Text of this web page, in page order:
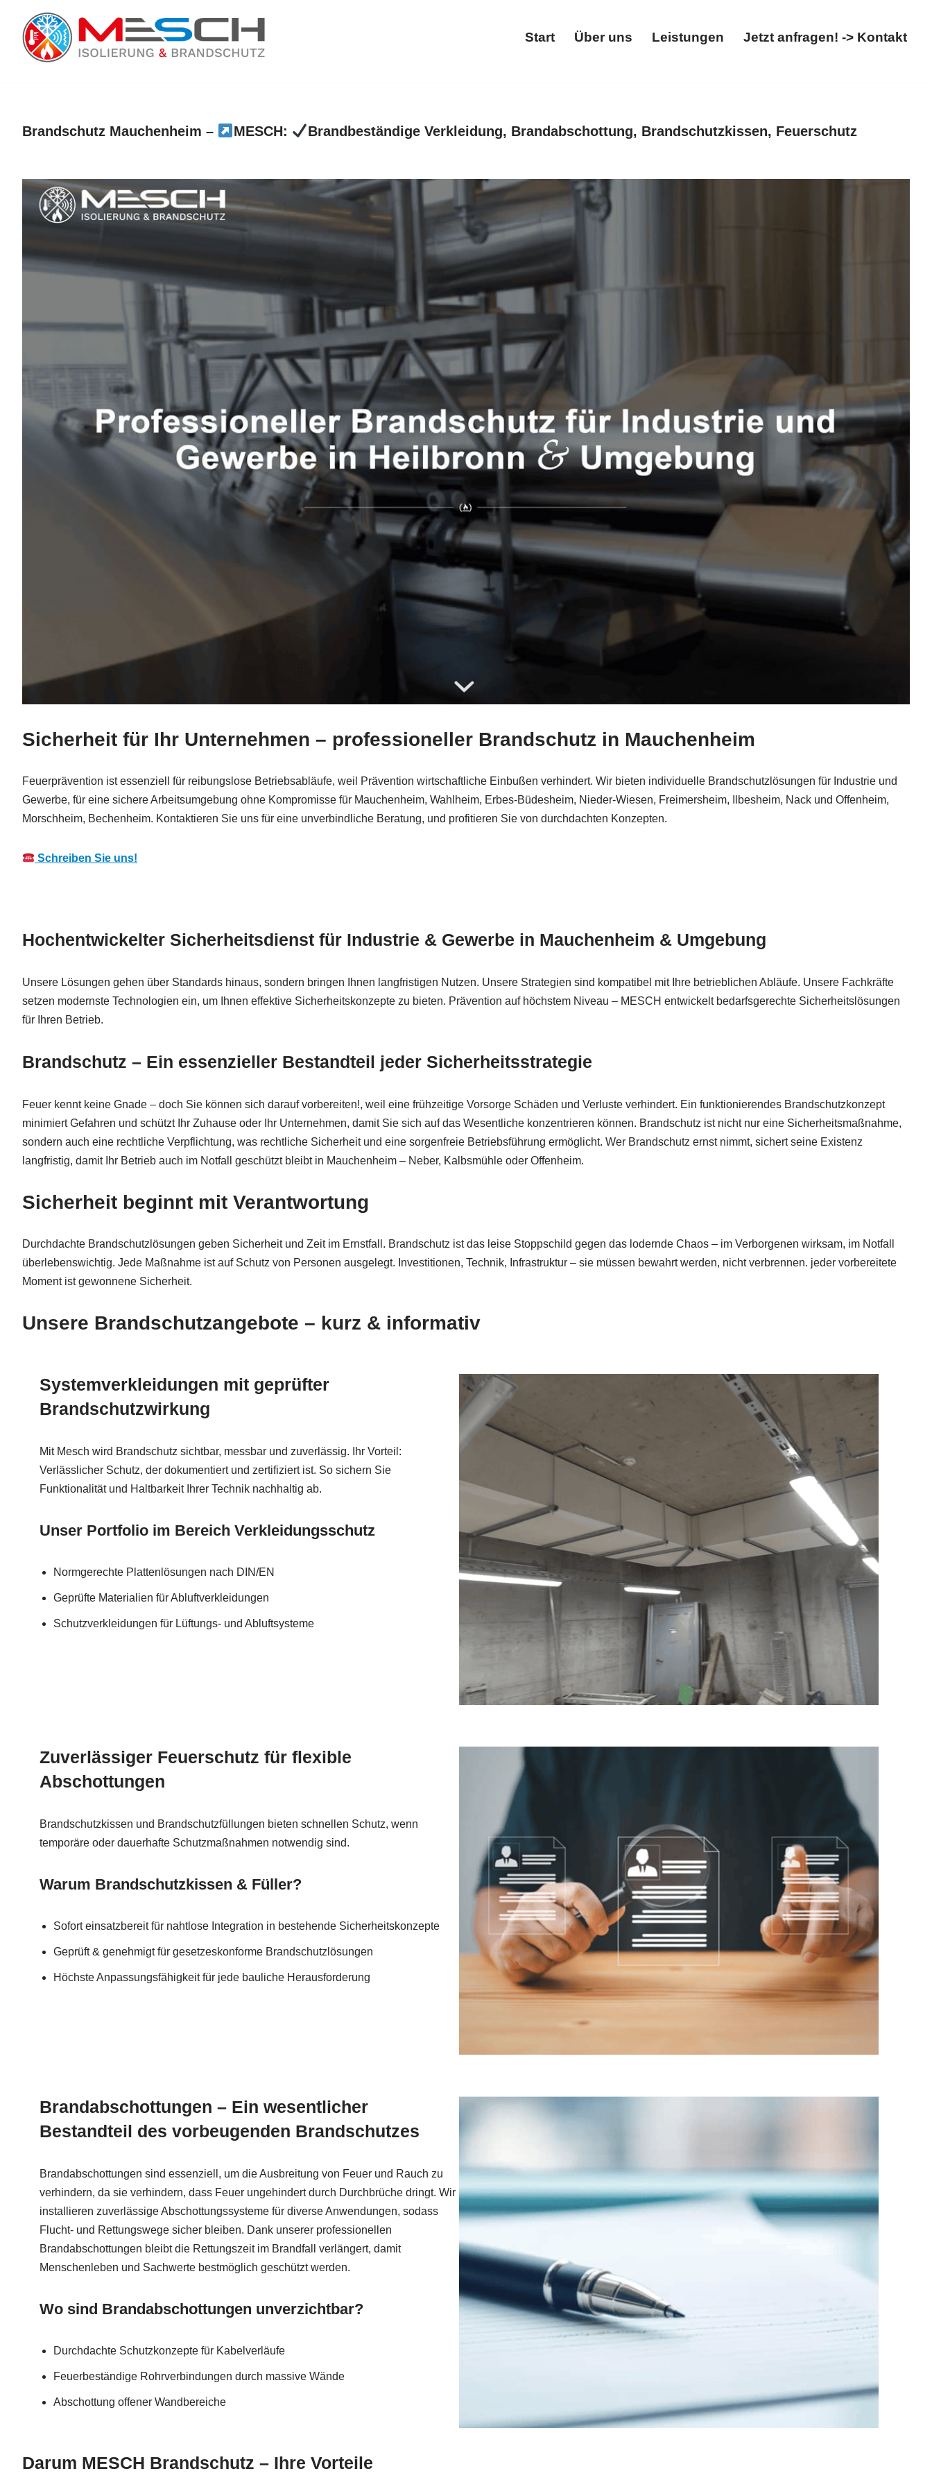
Zum
Inhalt
Start Über uns Leistungen Jetzt anfragen! -> Kontakt
Brandschutz Mauchenheim – MESCH: Brandbeständige Verkleidung, Brandabschottung, Brandschutzkissen, Feuerschutz
Sicherheit für Ihr Unternehmen – professioneller Brandschutz in Mauchenheim
Feuerprävention ist essenziell für reibungslose Betriebsabläufe, weil Prävention wirtschaftliche Einbußen verhindert. Wir bieten individuelle Brandschutzlösungen für Industrie und
Gewerbe, für eine sichere Arbeitsumgebung ohne Kompromisse für Mauchenheim, Wahlheim, Erbes-Büdesheim, Nieder-Wiesen, Freimersheim, Ilbesheim, Nack und Offenheim,
Morschheim, Bechenheim. Kontaktieren Sie uns für eine unverbindliche Beratung, und profitieren Sie von durchdachten Konzepten.
Schreiben Sie uns!
Hochentwickelter Sicherheitsdienst für Industrie & Gewerbe in Mauchenheim & Umgebung
Unsere Lösungen gehen über Standards hinaus, sondern bringen Ihnen langfristigen Nutzen. Unsere Strategien sind kompatibel mit Ihre betrieblichen Abläufe. Unsere Fachkräfte
setzen modernste Technologien ein, um Ihnen effektive Sicherheitskonzepte zu bieten. Prävention auf höchstem Niveau – MESCH entwickelt bedarfsgerechte Sicherheitslösungen
für Ihren Betrieb.
Brandschutz – Ein essenzieller Bestandteil jeder Sicherheitsstrategie
Feuer kennt keine Gnade – doch Sie können sich darauf vorbereiten!, weil eine frühzeitige Vorsorge Schäden und Verluste verhindert. Ein funktionierendes Brandschutzkonzept
minimiert Gefahren und schützt Ihr Zuhause oder Ihr Unternehmen, damit Sie sich auf das Wesentliche konzentrieren können. Brandschutz ist nicht nur eine Sicherheitsmaßnahme,
sondern auch eine rechtliche Verpflichtung, was rechtliche Sicherheit und eine sorgenfreie Betriebsführung ermöglicht. Wer Brandschutz ernst nimmt, sichert seine Existenz
langfristig, damit Ihr Betrieb auch im Notfall geschützt bleibt in Mauchenheim – Neber, Kalbsmühle oder Offenheim.
Sicherheit beginnt mit Verantwortung
Durchdachte Brandschutzlösungen geben Sicherheit und Zeit im Ernstfall. Brandschutz ist das leise Stoppschild gegen das lodernde Chaos – im Verborgenen wirksam, im Notfall
überlebenswichtig. Jede Maßnahme ist auf Schutz von Personen ausgelegt. Investitionen, Technik, Infrastruktur – sie müssen bewahrt werden, nicht verbrennen. jeder vorbereitete
Moment ist gewonnene Sicherheit.
Unsere Brandschutzangebote – kurz & informativ
Systemverkleidungen mit geprüfter
Brandschutzwirkung
Mit Mesch wird Brandschutz sichtbar, messbar und zuverlässig. Ihr Vorteil:
Verlässlicher Schutz, der dokumentiert und zertifiziert ist. So sichern Sie
Funktionalität und Haltbarkeit Ihrer Technik nachhaltig ab.
Unser Portfolio im Bereich Verkleidungsschutz
Normgerechte Plattenlösungen nach DIN/EN
Geprüfte Materialien für Abluftverkleidungen
Schutzverkleidungen für Lüftungs- und Abluftsysteme
Zuverlässiger Feuerschutz für flexible
Abschottungen
Brandschutzkissen und Brandschutzfüllungen bieten schnellen Schutz, wenn
temporäre oder dauerhafte Schutzmaßnahmen notwendig sind.
Warum Brandschutzkissen & Füller?
Sofort einsatzbereit für nahtlose Integration in bestehende Sicherheitskonzepte
Geprüft & genehmigt für gesetzeskonforme Brandschutzlösungen
Höchste Anpassungsfähigkeit für jede bauliche Herausforderung
Brandabschottungen – Ein wesentlicher
Bestandteil des vorbeugenden Brandschutzes
Brandabschottungen sind essenziell, um die Ausbreitung von Feuer und Rauch zu
verhindern, da sie verhindern, dass Feuer ungehindert durch Durchbrüche dringt. Wir
installieren zuverlässige Abschottungssysteme für diverse Anwendungen, sodass
Flucht- und Rettungswege sicher bleiben. Dank unserer professionellen
Brandabschottungen bleibt die Rettungszeit im Brandfall verlängert, damit
Menschenleben und Sachwerte bestmöglich geschützt werden.
Wo sind Brandabschottungen unverzichtbar?
Durchdachte Schutzkonzepte für Kabelverläufe
Feuerbeständige Rohrverbindungen durch massive Wände
Abschottung offener Wandbereiche
Darum MESCH Brandschutz – Ihre Vorteile